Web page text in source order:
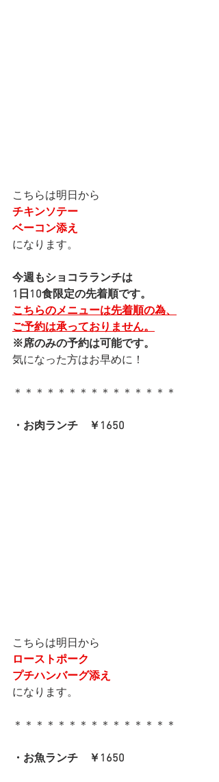
こちらは明日から
チキンソテー
ベーコン添え
になります。
今週もショコラランチは
1日10食限定の先着順です。
こちらのメニューは先着順の為、
ご予約は承っておりません。
※席のみの予約は可能です。
気になった方はお早めに！
＊＊＊＊＊＊＊＊＊＊＊＊＊＊＊
・お肉ランチ　￥1650
こちらは明日から
ローストポーク
プチハンバーグ添え
になります。
＊＊＊＊＊＊＊＊＊＊＊＊＊＊＊
・お魚ランチ　￥1650